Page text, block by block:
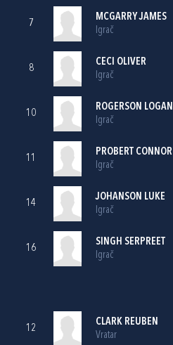
7
MCGARRY JAMES
Igrač
8
CECI OLIVER
Igrač
10
ROGERSON LOGAN
Igrač
11
PROBERT CONNOR
Igrač
14
JOHANSON LUKE
Igrač
16
SINGH SERPREET
Igrač
12
CLARK REUBEN
Vratar